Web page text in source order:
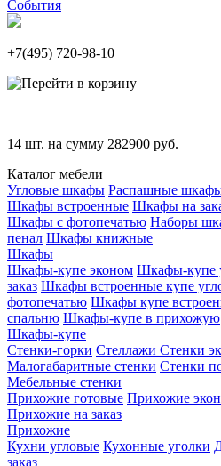
События
+7(495) 720-98-10
14 шт. на сумму 282900 руб.
Каталог мебели
Угловые шкафы Распашные
Шкафы встроенные Шкафы на
Шкафы с фотопечатью Наборы
пенал Шкафы книжные
Шкафы
Шкафы-купе эконом Шкафы-купе
заказ Шкафы встроенные купе
фотопечатью Шкафы купе
спальню Шкафы-купе в прихожую
Шкафы-купе
Стенки-горки Стеллажи Стенки
Малогабаритные стенки Стенки
Мебельные стенки
Прихожие готовые Прихожие
Прихожие на заказ
Прихожие
Кухни угловые Кухонные уголки
заказ